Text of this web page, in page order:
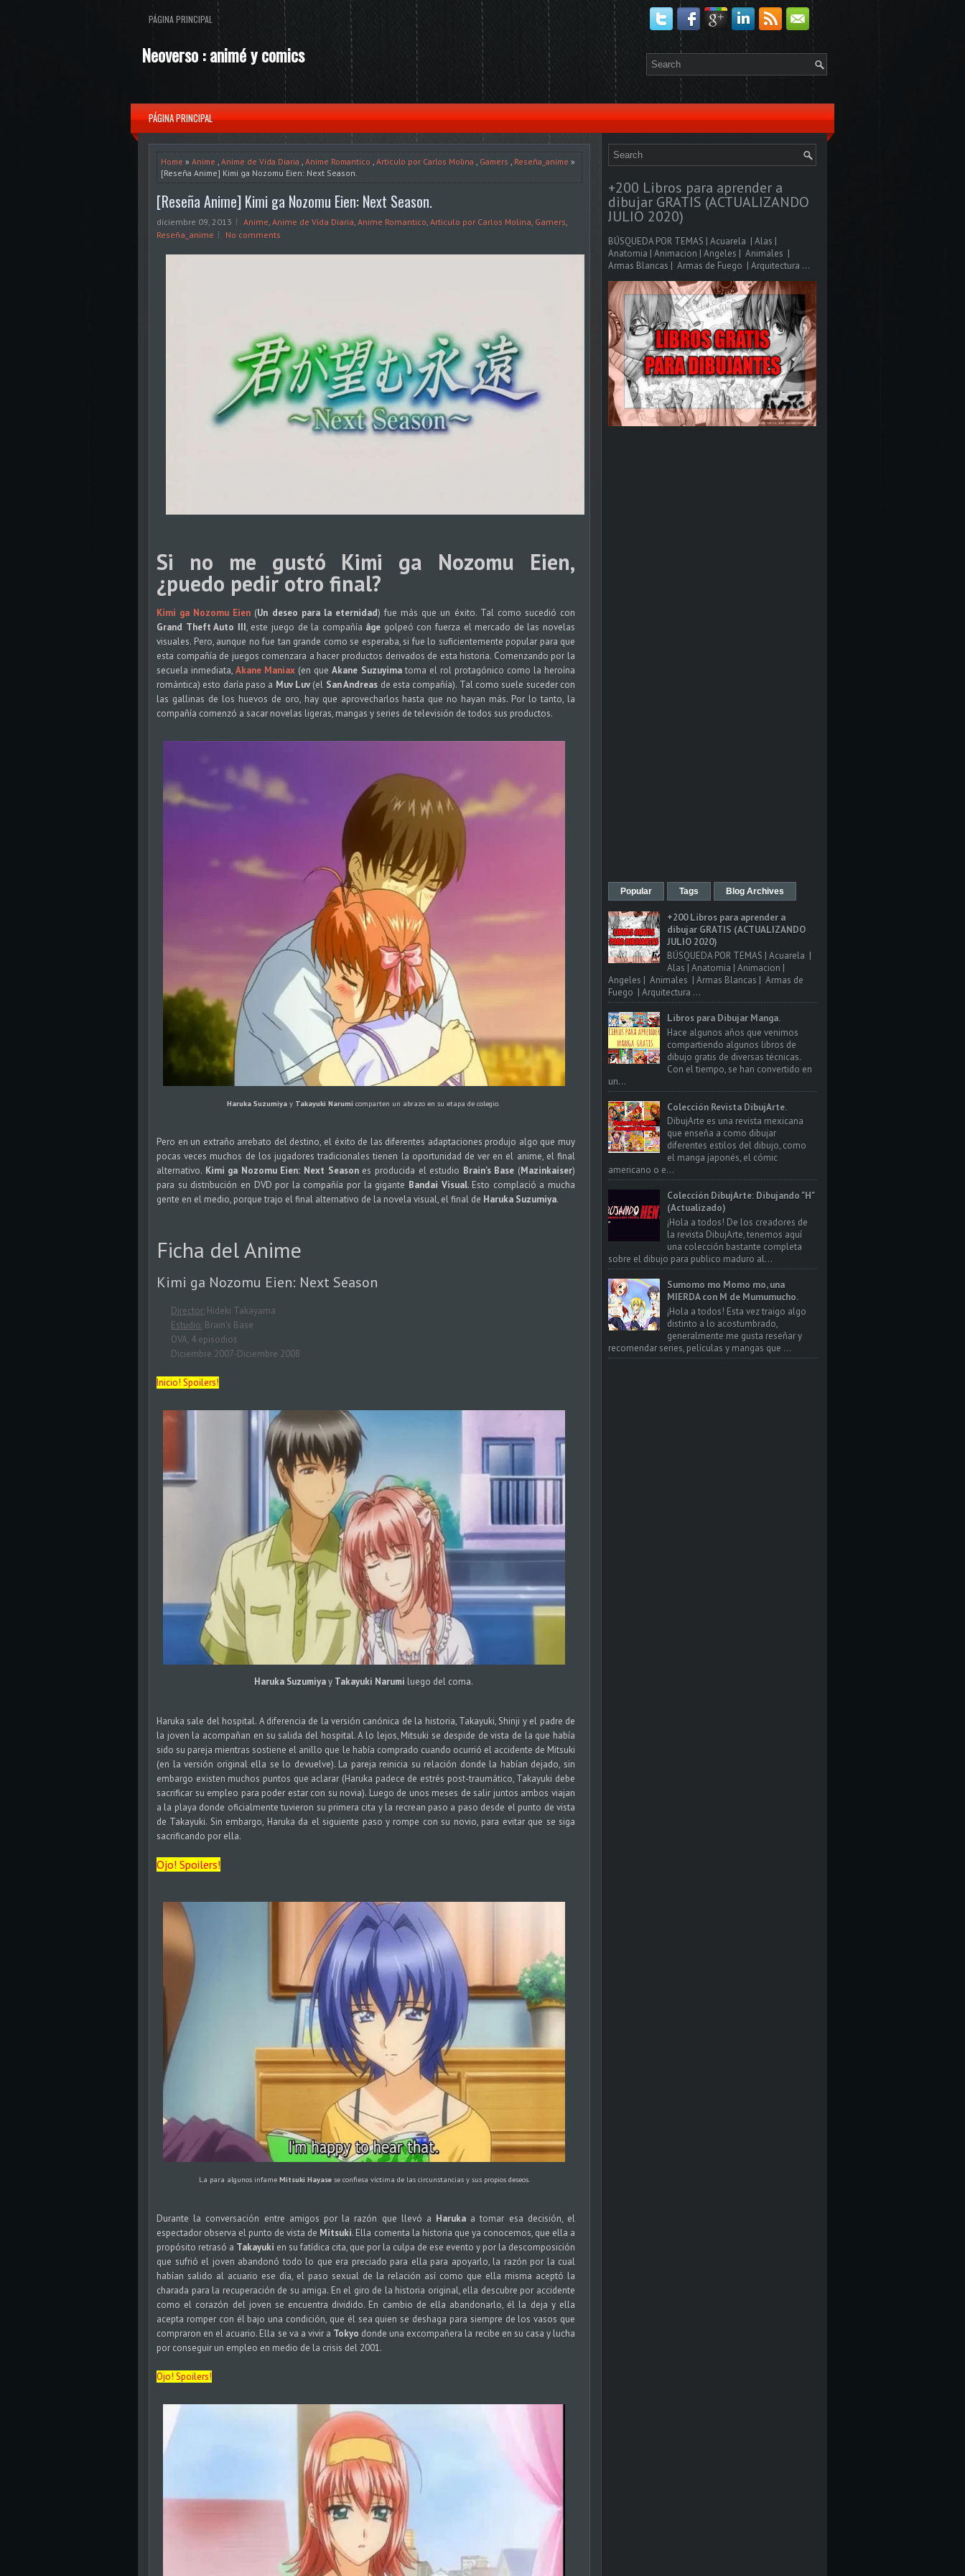
PÁGINA PRINCIPAL
Neoverso : animé y comics
PÁGINA PRINCIPAL
Home » Anime , Anime de Vida Diaria , Anime Romantico , Articulo por Carlos Molina , Gamers , Reseña_anime »
[Reseña Anime] Kimi ga Nozomu Eien: Next Season.
[Reseña Anime] Kimi ga Nozomu Eien: Next Season.
diciembre 09, 2013 Anime, Anime de Vida Diaria, Anime Romantico, Articulo por Carlos Molina, Gamers,
Reseña_anime
No comments
Si no me gustó Kimi ga Nozomu Eien,
¿puedo pedir otro final?
Kimi ga Nozomu Eien (Un deseo para la eternidad) fue más que un éxito. Tal como sucedió con
Grand Theft Auto III, este juego de la compañía âge golpeó con fuerza el mercado de las novelas
visuales. Pero, aunque no fue tan grande como se esperaba, si fue lo suficientemente popular para que
esta compañía de juegos comenzara a hacer productos derivados de esta historia. Comenzando por la
secuela inmediata,Akane Maniax (en queAkane Suzuyimatoma el rol protagónico como la heroína
romántica) esto daría paso a Muv Luv(el San Andreas de esta compañía). Tal como suele suceder con
las gallinas de los huevos de oro, hay que aprovecharlos hasta que no hayan más. Por lo tanto, la
compañía comenzó a sacar novelas ligeras, mangas y series de televisión de todos sus productos.
Haruka Suzumiya y Takayuki Narumi comparten un abrazo en su etapa de colegio.
Pero en un extraño arrebato del destino, el éxito de las diferentes adaptaciones produjo algo que muy
pocas veces muchos de los jugadores tradicionales tienen la oportunidad de ver en el anime, el final
alternativo. Kimi ga Nozomu Eien: Next Seasones producida el estudio Brain's Base (Mazinkaiser)
para su distribución en DVD por la compañía por la gigante Bandai Visual. Esto complació a mucha
gente en el medio, porque trajo el final alternativo de la novela visual, el final de Haruka Suzumiya.
Ficha del Anime
Kimi ga Nozomu Eien: Next Season
Director: Hideki Takayama
Estudio: Brain's Base
OVA, 4 episodios
Diciembre 2007-Diciembre 2008
Inicio! Spoilers!
Haruka Suzumiyay Takayuki Narumi luego del coma.
Haruka sale del hospital. A diferencia de la versión canónica de la historia, Takayuki, Shinji y el padre de
la joven la acompañan en su salida del hospital. A lo lejos, Mitsuki se despide de vista de la que había
sido su pareja mientras sostiene el anillo que le había comprado cuando ocurrió el accidente de Mitsuki
(en la versión original ella se lo devuelve). La pareja reinicia su relación donde la habían dejado, sin
embargo existen muchos puntos que aclarar (Haruka padece de estrés post-traumático, Takayuki debe
sacrificar su empleo para poder estar con su novia). Luego de unos meses de salir juntos ambos viajan
a la playa donde oficialmente tuvieron su primera cita y la recrean paso a paso desde el punto de vista
de Takayuki. Sin embargo, Haruka da el siguiente paso y rompe con su novio, para evitar que se siga
sacrificando por ella.
Ojo! Spoilers!
La para algunos infame Mitsuki Hayase se confiesa víctima de las circunstancias y sus propios deseos.
Durante la conversación entre amigos por la razón que llevó a Haruka a tomar esa decisión, el
espectador observa el punto de vista de Mitsuki. Ella comenta la historia que ya conocemos, que ella a
propósito retrasó a Takayuki en su fatídica cita, que por la culpa de ese evento y por la descomposición
que sufrió el joven abandonó todo lo que era preciado para ella para apoyarlo, la razón por la cual
habían salido al acuario ese día, el paso sexual de la relación así como que ella misma aceptó la
charada para la recuperación de su amiga. En el giro de la historia original, ella descubre por accidente
como el corazón del joven se encuentra dividido. En cambio de ella abandonarlo, él la deja y ella
acepta romper con él bajo una condición, que él sea quien se deshaga para siempre de los vasos que
compraron en el acuario. Ella se va a vivir a Tokyo donde una excompañera la recibe en su casa y lucha
por conseguir un empleo en medio de la crisis del 2001.
Ojo! Spoilers!
+200 Libros para aprender a
dibujar GRATIS (ACTUALIZANDO
JULIO 2020)
BÚSQUEDA POR TEMAS | Acuarela | Alas |
Anatomia | Animacion | Angeles | Animales |
Armas Blancas | Armas de Fuego | Arquitectura ...
Popular Tags Blog Archives
+200 Libros para aprender a
dibujar GRATIS (ACTUALIZANDO
JULIO 2020)
BÚSQUEDA POR TEMAS | Acuarela |
Alas | Anatomia | Animacion |
Angeles | Animales | Armas Blancas | Armas de
Fuego | Arquitectura ...
Libros para Dibujar Manga.
Hace algunos años que venimos
compartiendo algunos libros de
dibujo gratis de diversas técnicas.
Con el tiempo, se han convertido en
un...
Colección Revista DibujArte.
DibujArte es una revista mexicana
que enseña a como dibujar
diferentes estilos del dibujo, como
el manga japonés, el cómic
americano o e...
Colección DibujArte: Dibujando "H"
(Actualizado)
¡Hola a todos! De los creadores de
la revista DibujArte, tenemos aquí
una colección bastante completa
sobre el dibujo para publico maduro al...
Sumomo mo Momo mo, una
MIERDA con M de Mumumucho.
¡Hola a todos! Esta vez traigo algo
distinto a lo acostumbrado,
generalmente me gusta reseñar y
recomendar series, películas y mangas que ...